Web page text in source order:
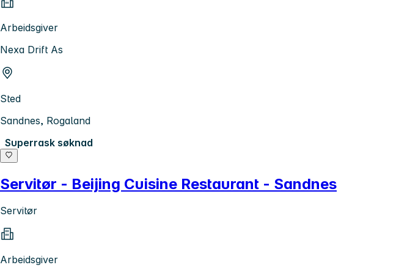
Arbeidsgiver
Nexa Drift As
Sted
Sandnes, Rogaland
Superrask søknad
Servitør - Beijing Cuisine Restaurant - Sandnes
Servitør
Arbeidsgiver